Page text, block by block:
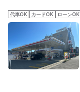
代車OK カードOK ローンOK